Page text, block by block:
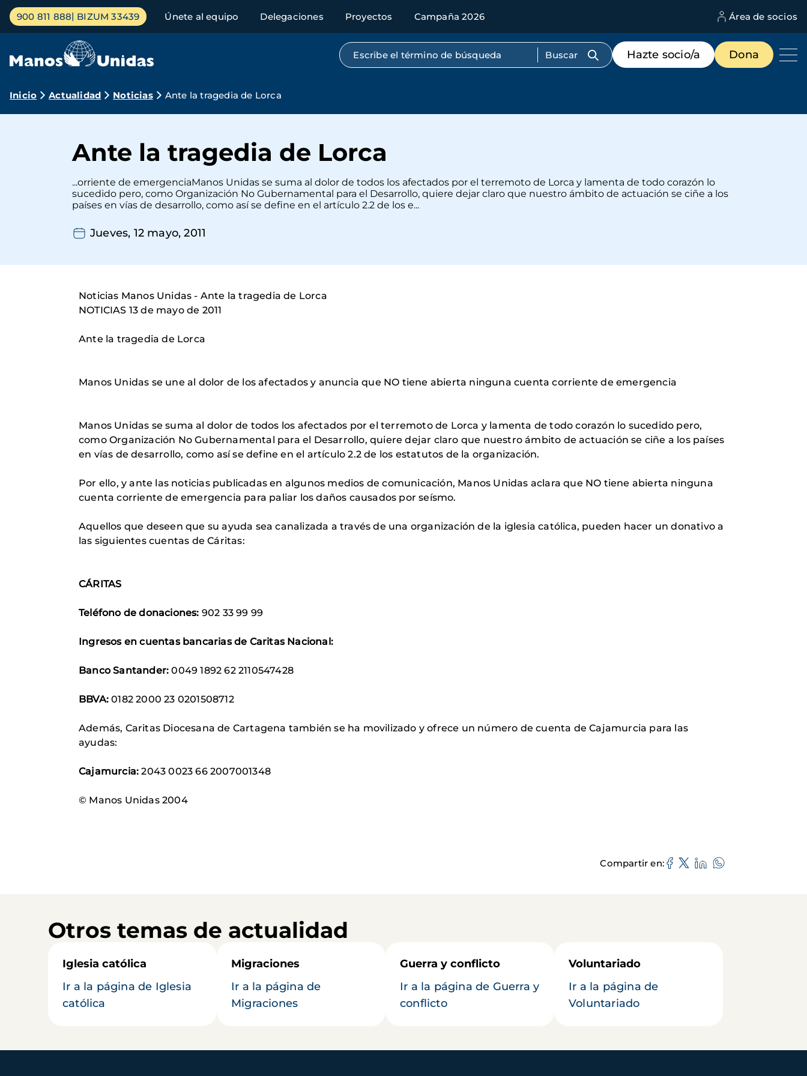
Pasar
contenido
Menú
principal
900 811 888 BIZUM 33439 Únete al equipo Delegaciones Proyectos Campaña 2026 Área de socios
Búsqueda por texto completo
Menú
de
destacados
Hazte socio/a Dona
Ruta
navegación
Inicio Actualidad Noticias Ante la tragedia de Lorca
Ante la tragedia de Lorca
...orriente de emergenciaManos Unidas se suma al dolor de todos los afectados por el terremoto de Lorca y lamenta de todo corazón lo
sucedido pero, como Organización No Gubernamental para el Desarrollo, quiere dejar claro que nuestro ámbito de actuación se ciñe a los
países en vías de desarrollo, como así se define en el artículo 2.2 de los e...
Jueves, 12 mayo, 2011
Noticias Manos Unidas - Ante la tragedia de Lorca
NOTICIAS 13 de mayo de 2011
Ante la tragedia de Lorca
Manos Unidas se une al dolor de los afectados y anuncia que NO tiene abierta ninguna cuenta corriente de emergencia
Manos Unidas se suma al dolor de todos los afectados por el terremoto de Lorca y lamenta de todo corazón lo sucedido pero,
como Organización No Gubernamental para el Desarrollo, quiere dejar claro que nuestro ámbito de actuación se ciñe a los países
en vías de desarrollo, como así se define en el artículo 2.2 de los estatutos de la organización.
Por ello, y ante las noticias publicadas en algunos medios de comunicación, Manos Unidas aclara que NO tiene abierta ninguna
cuenta corriente de emergencia para paliar los daños causados por seísmo.
Aquellos que deseen que su ayuda sea canalizada a través de una organización de la iglesia católica, pueden hacer un donativo a
las siguientes cuentas de Cáritas:
CÁRITAS
Teléfono de donaciones: 902 33 99 99
Ingresos en cuentas bancarias de Caritas Nacional:
Banco Santander: 0049 1892 62 2110547428
BBVA: 0182 2000 23 0201508712
Además, Caritas Diocesana de Cartagena también se ha movilizado y ofrece un número de cuenta de Cajamurcia para las
ayudas:
Cajamurcia: 2043 0023 66 2007001348
© Manos Unidas 2004
Compartir en
Otros temas de actualidad
Iglesia católica
Ir a la página de Iglesia
católica
Migraciones
Ir a la página de
Migraciones
Guerra y conflicto
Ir a la página de Guerra y
conflicto
Voluntariado
Ir a la página de
Voluntariado